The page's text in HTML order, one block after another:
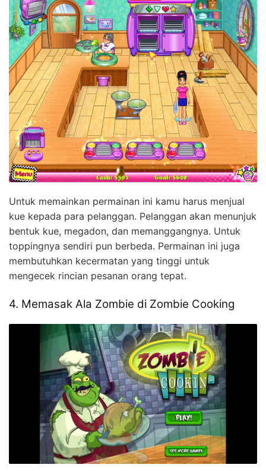
Untuk memainkan permainan ini kamu harus menjual
kue kepada para pelanggan. Pelanggan akan menunjuk
bentuk kue, megadon, dan memanggangnya. Untuk
toppingnya sendiri pun berbeda. Permainan ini juga
membutuhkan kecermatan yang tinggi untuk
mengecek rincian pesanan orang tepat.
4. Memasak Ala Zombie di Zombie Cooking